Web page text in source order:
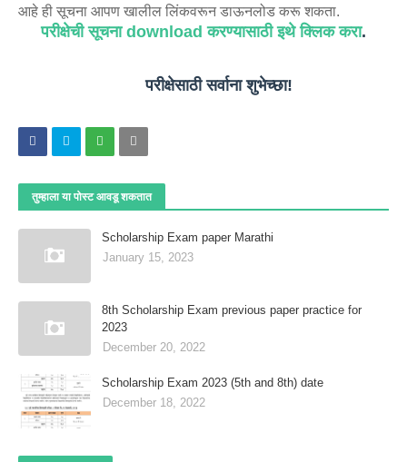
आहे ही सूचना आपण खालील लिंकवरून डाऊनलोड करू शकता.
परीक्षेची सूचना download करण्यासाठी इथे क्लिक करा.
परीक्षेसाठी सर्वाना शुभेच्छा!
तुम्‍हाला या पोस्‍ट आवडू शकतात
Scholarship Exam paper Marathi
January 15, 2023
8th Scholarship Exam previous paper practice for
2023
December 20, 2022
Scholarship Exam 2023 (5th and 8th) date
December 18, 2022